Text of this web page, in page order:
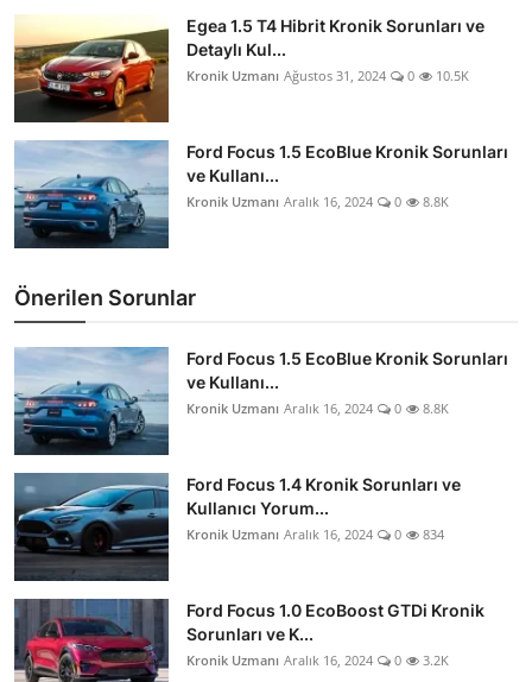
Egea 1.5 T4 Hibrit Kronik Sorunları ve
Detaylı Kul...
Kronik Uzmanı Ağustos 31, 2024 0 10.5K
Ford Focus 1.5 EcoBlue Kronik Sorunları
ve Kullanı...
Kronik Uzmanı Aralık 16, 2024 0 8.8K
Önerilen Sorunlar
Ford Focus 1.5 EcoBlue Kronik Sorunları
ve Kullanı...
Kronik Uzmanı Aralık 16, 2024 0 8.8K
Ford Focus 1.4 Kronik Sorunları ve
Kullanıcı Yorum...
Kronik Uzmanı Aralık 16, 2024 0 834
Ford Focus 1.0 EcoBoost GTDi Kronik
Sorunları ve K...
Kronik Uzmanı Aralık 16, 2024 0 3.2K